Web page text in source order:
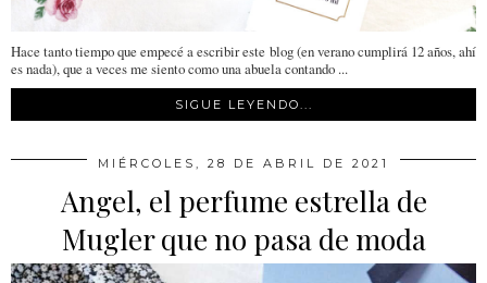
Hace tanto tiempo que empecé a escribir este blog (en verano cumplirá 12 años, ahí
es nada), que a veces me siento como una abuela contando ...
SIGUE LEYENDO...
MIÉRCOLES, 28 DE ABRIL DE 2021
Angel, el perfume estrella de
Mugler que no pasa de moda